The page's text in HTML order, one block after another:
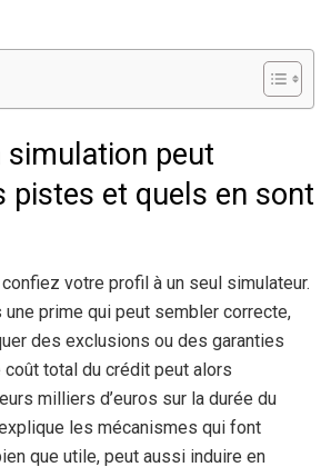
simulation peut
pistes et quels en sont
votre profil à un seul simulateur.
prime qui peut sembler correcte,
des exclusions ou des garanties
total du crédit peut alors
milliers d’euros sur la durée du
les mécanismes qui font
que utile, peut aussi induire en